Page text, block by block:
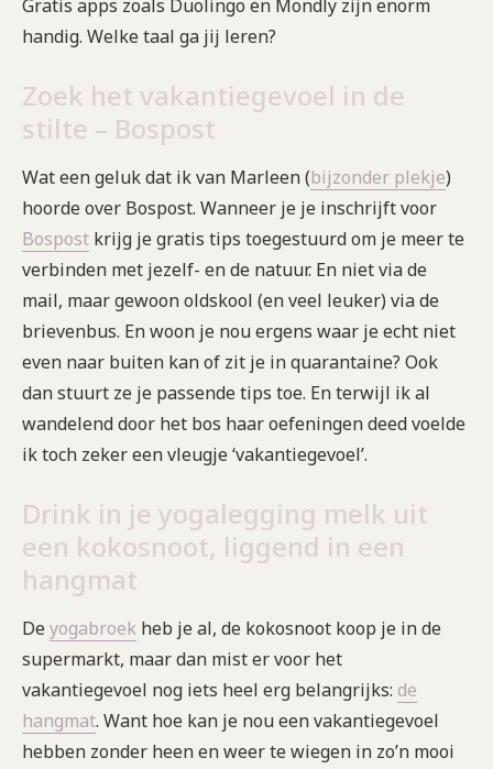
Gratis apps zoals Duolingo en Mondly zijn enorm
handig. Welke taal ga jij leren?
Zoek het vakantiegevoel in de
stilte – Bospost
Wat een geluk dat ik van Marleen (bijzonder plekje)
hoorde over Bospost. Wanneer je je inschrijft voor
Bospost krijg je gratis tips toegestuurd om je meer te
verbinden met jezelf- en de natuur. En niet via de
mail, maar gewoon oldskool (en veel leuker) via de
brievenbus. En woon je nou ergens waar je echt niet
even naar buiten kan of zit je in quarantaine? Ook
dan stuurt ze je passende tips toe. En terwijl ik al
wandelend door het bos haar oefeningen deed voelde
ik toch zeker een vleugje ‘vakantiegevoel’.
Drink in je yogalegging melk uit
een kokosnoot, liggend in een
hangmat
Deyogabroek heb je al, de kokosnoot koop je in de
supermarkt, maar dan mist er voor het
vakantiegevoel nog iets heel erg belangrijks: de
hangmat. Want hoe kan je nou een vakantiegevoel
hebben zonder heen en weer te wiegen in zo’n mooi